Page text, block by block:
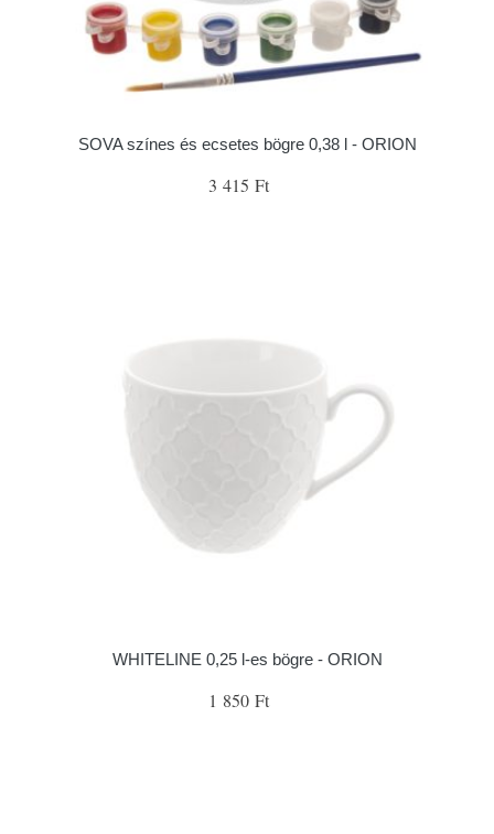
SOVA színes és ecsetes bögre 0,38 l - ORION
3 415 Ft
WHITELINE 0,25 l-es bögre - ORION
1 850 Ft